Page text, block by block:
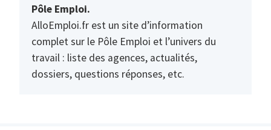
Pôle Emploi.
AlloEmploi.fr est un site d’information
complet sur le Pôle Emploi et l’univers du
travail : liste des agences, actualités,
dossiers, questions réponses, etc.